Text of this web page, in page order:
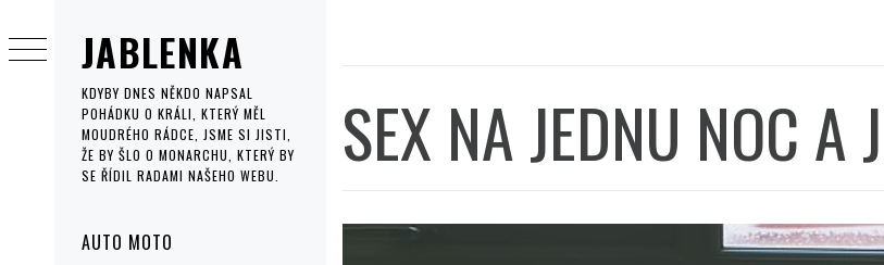
JABLENKA
KDYBY DNES NĚKDO NAPSAL
POHÁDKU O KRÁLI, KTERÝ MĚL
MOUDRÉHO RÁDCE, JSME SI JISTI,
ŽE BY ŠLO O MONARCHU, KTERÝ BY
SE ŘÍDIL RADAMI NAŠEHO WEBU.
MenuAUTO MOTO
to
content
SEX NA JEDNU NOC A